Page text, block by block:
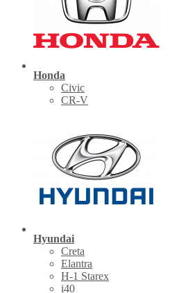
Honda
Civic
CR-V
Hyundai
Creta
Elantra
H-1 Starex
i40